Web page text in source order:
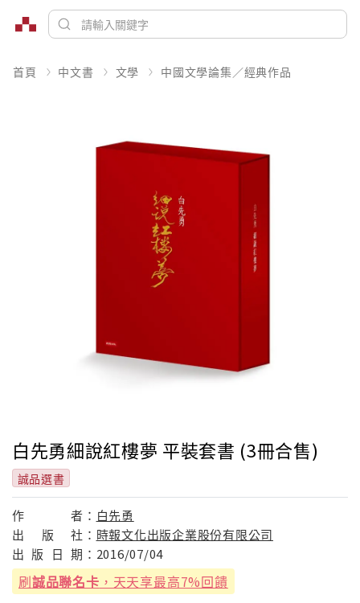
首頁 中文書 文學 中國文學論集／經典作品
白先勇細說紅樓夢 平裝套書 (3冊合售)
誠品選書
作 者： 白先勇
出
版 社： 時報文化出版企業股份有限公司
出 版 日 期： 2016/07/04
刷誠品聯名卡 ，天天享最高7%回饋